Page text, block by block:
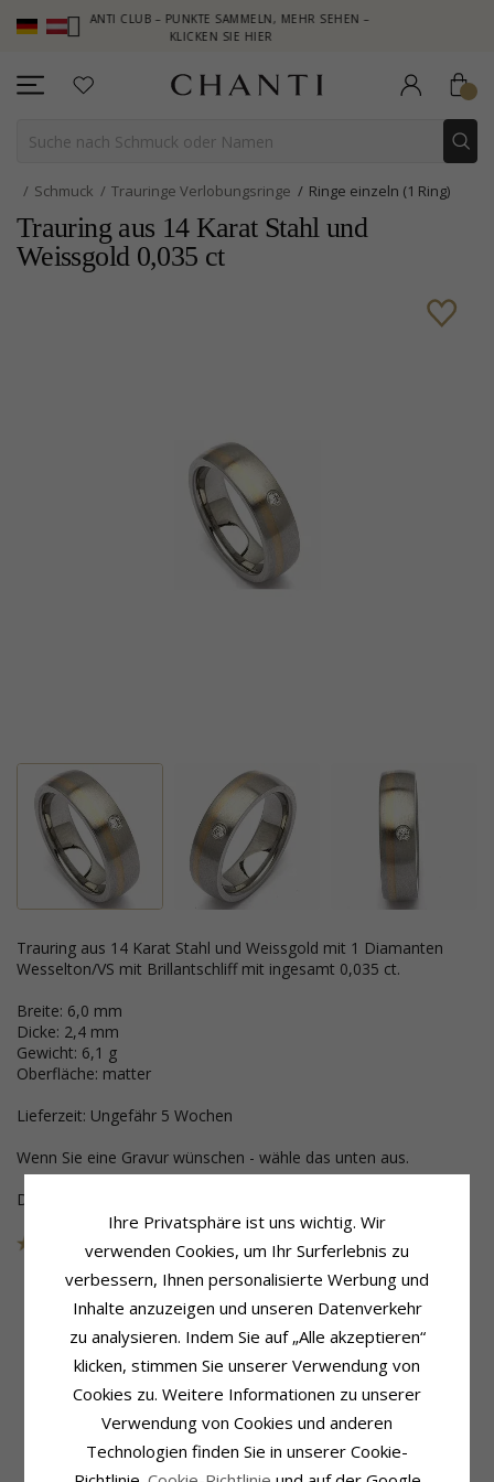
CHANTI CLUB – PUNKTE SAMMELN, MEHR SEHEN –
KLICKEN SIE HIER
Schmuck Trauringe Verlobungsringe Ringe einzeln (1 Ring)
Trauring aus 14 Karat Stahl und
Weissgold 0,035 ct
Trauring aus 14 Karat Stahl und Weissgold mit 1 Diamanten
Wesselton/VS mit Brillantschliff mit ingesamt 0,035 ct.
Breite: 6,0 mm
Dicke: 2,4 mm
Gewicht: 6,1 g
Oberfläche: matter
Lieferzeit: Ungefähr 5 Wochen
Wenn Sie eine Gravur wünschen - wähle das unten aus.
Artikelnummer 41522SWS60
Produktinformation
Ringtyp: Trauring
14
Oberfläche:Matter
Schmuckstein
Stückzahl: 1
Schliff:
Brillantschliff
Diamantfarbe:Wesselton
Diamantreinheit: VS
Karat:0,035
Ihre Privatsphäre ist uns wichtig. Wir
verwenden Cookies, um Ihr Surferlebnis zu
verbessern, Ihnen personalisierte Werbung und
Inhalte anzuzeigen und unseren Datenverkehr
zu analysieren. Indem Sie auf „Alle akzeptieren“
klicken, stimmen Sie unserer Verwendung von
Cookies zu. Weitere Informationen zu unserer
Verwendung von Cookies und anderen
Technologien finden Sie in unserer Cookie-